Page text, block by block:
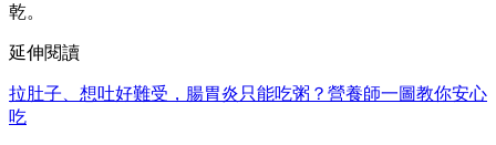
乾。
延伸閱讀
拉肚子、想吐好難受，腸胃炎只能吃粥？營養師一圖教你安心
吃